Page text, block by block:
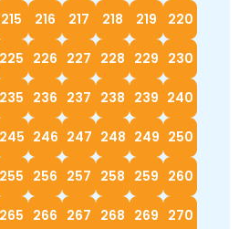
215 216 217 218 219 220
225 226 227 228 229 230
235 236 237 238 239 240
245 246 247 248 249 250
255 256 257 258 259 260
265 266 267 268 269 270